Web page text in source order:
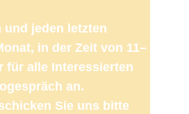
und jeden letzten
in der Zeit von 11–
für alle Inter­es­sierten
an.
Sie uns bitte